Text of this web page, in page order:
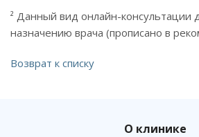
² Данный вид онлайн-консультации
назначению врача (прописано в
Возврат к списку
О клинике